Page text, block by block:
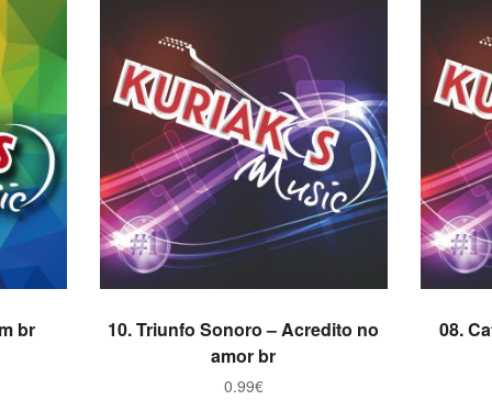
br ADICIONAR
10. Triunfo Sonoro – Acredito no
amor br
0.99€
08.